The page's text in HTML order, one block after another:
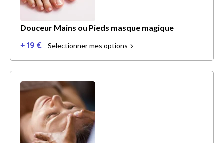
Douceur Mains ou Pieds masque magique
+ 19 € Selectionner mes options